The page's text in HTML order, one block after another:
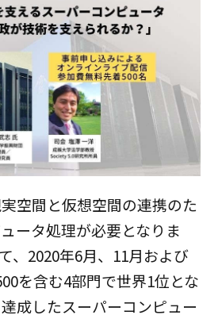
空間と仮想空間の連携のた
ータ処理が必要となりま
、2020年6月、11月および
を含む4部門で世界1位とな
成したスーパーコンピュー